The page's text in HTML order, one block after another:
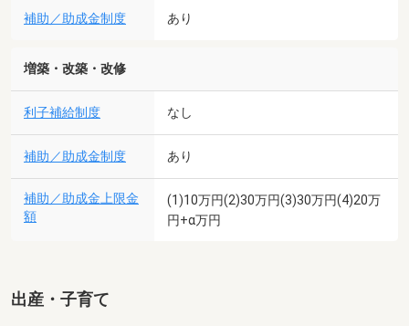
補助／助成金制度 あり
増築・改築・改修
利子補給制度 なし
補助／助成金制度 あり
補助／助成金上限金
額
(1)10万円(2)30万円(3)30万円(4)20万
円+α万円
出産・子育て